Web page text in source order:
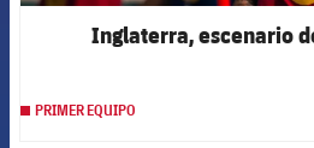
Inglaterra, escenario
PRIMER EQUIPO